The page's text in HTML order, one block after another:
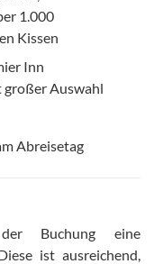
1.000
Kissen
Inn
Auswahl
Abreisetag
Buchung eine
ist ausreichend,